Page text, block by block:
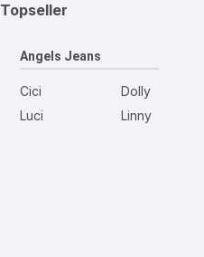
Topseller
Angels Jeans
Cici
Luci
Dolly
Linny